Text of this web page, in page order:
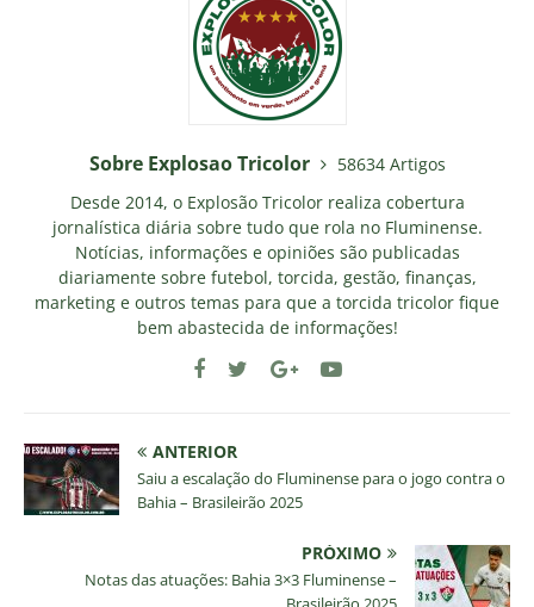
Sobre Explosao Tricolor
58634 Artigos
Desde 2014, o Explosão Tricolor realiza cobertura
jornalística diária sobre tudo que rola no Fluminense.
Notícias, informações e opiniões são publicadas
diariamente sobre futebol, torcida, gestão, finanças,
marketing e outros temas para que a torcida tricolor fique
bem abastecida de informações!
ANTERIOR
Saiu a escalação do Fluminense para o jogo contra o
Bahia – Brasileirão 2025
PRÓXIMO
Notas das atuações: Bahia 3×3 Fluminense –